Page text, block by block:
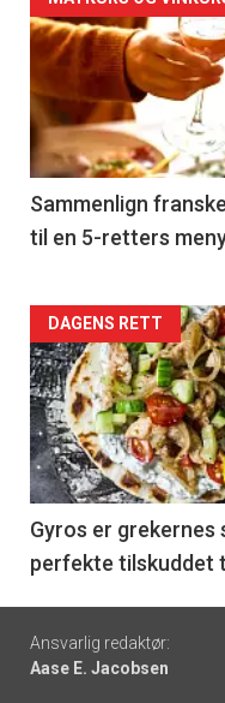
akkurat
nå
-
5
Sammenlign
til en 5-retters
Forsiden
akkurat
nå
-
6
DAGENS RETT
Gyros er
perfekte tilskuddet
Footer
-
Ansvarlig redaktør:
Aase E. Jacobsen